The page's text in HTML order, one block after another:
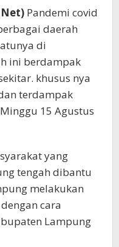
Pandemi covid
daerah
di
ini berdampak
khusus nya
terdampak
15 Agustus
yang
tengah dibantu
melakukan
cara
Lampung